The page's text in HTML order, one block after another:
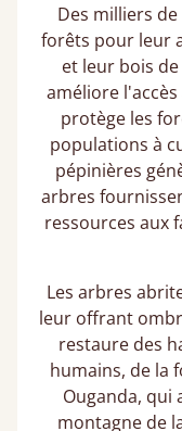
Des milliers
forêts pour leur
et leur bois
améliore
protège les
populations à
pépinières
arbres
ressources aux
Les arbres
leur offrant
restaure des
humains, de la
Ouganda, qui
montagne de